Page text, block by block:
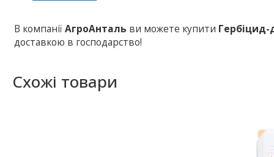
В компаніїАгроАнталь ви можете купити
доставкою в господарство!
Схожі товари